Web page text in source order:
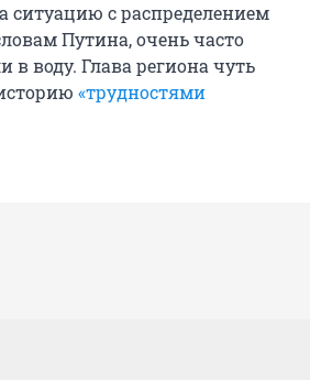
ситуацию с распределением
Путина, очень часто
воду. Глава региона чуть
«трудностями